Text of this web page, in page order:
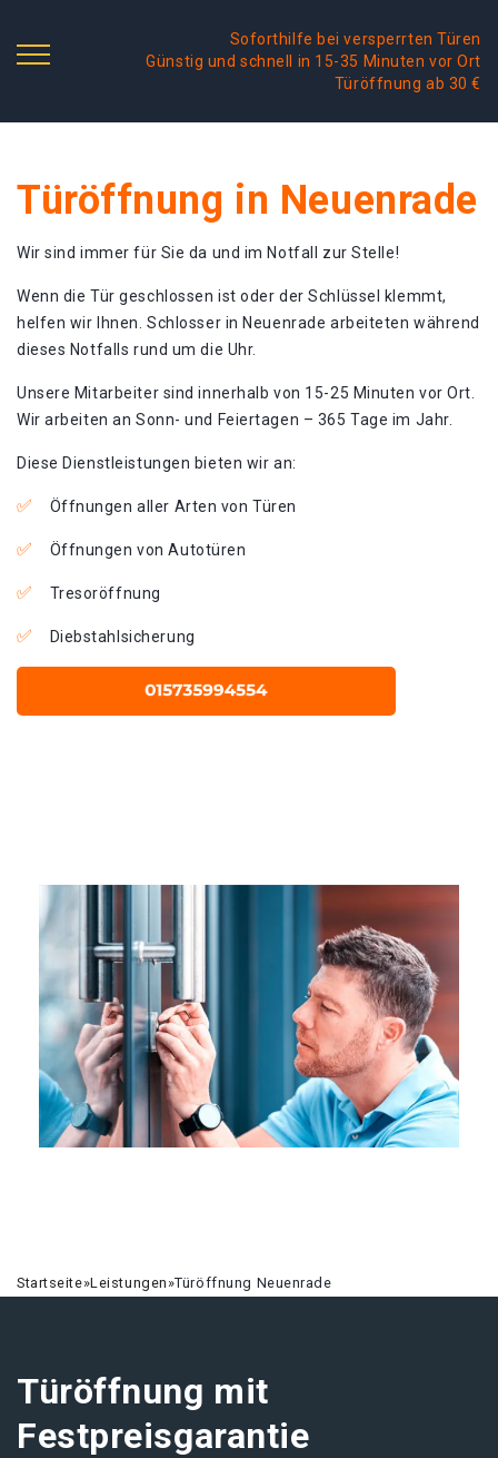
Soforthilfe bei versperrten Türen
Günstig und schnell in 15-35 Minuten vor Ort
Türöffnung ab 30 €
Türöffnung in Neuenrade
Wir sind immer für Sie da und im Notfall zur Stelle!
Wenn die Tür geschlossen ist oder der Schlüssel klemmt,
helfen wir Ihnen. Schlosser in Neuenrade arbeiteten während
dieses Notfalls rund um die Uhr.
Unsere Mitarbeiter sind innerhalb von 15-25 Minuten vor Ort.
Wir arbeiten an Sonn- und Feiertagen – 365 Tage im Jahr.
Diese Dienstleistungen bieten wir an:
Öffnungen aller Arten von Türen
Öffnungen von Autotüren
Tresoröffnung
Diebstahlsicherung
Startseite»Leistungen»Türöffnung Neuenrade
Türöffnung mit
Festpreisgarantie